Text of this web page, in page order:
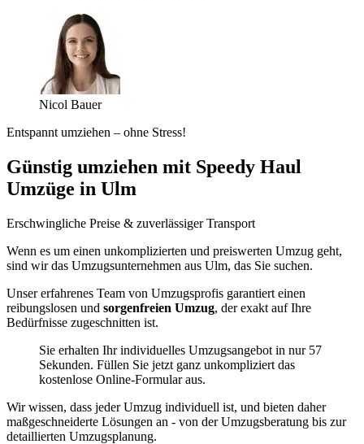
Nicol Bauer
Entspannt umziehen – ohne Stress!
Günstig umziehen mit Speedy Haul
Umzüge in Ulm
Erschwingliche Preise & zuverlässiger Transport
Wenn es um einen unkomplizierten und preiswerten Umzug geht,
sind wir das Umzugsunternehmen aus Ulm, das Sie suchen.
Unser erfahrenes Team von Umzugsprofis garantiert einen
reibungslosen und sorgenfreien Umzug, der exakt auf Ihre
Bedürfnisse zugeschnitten ist.
Sie erhalten Ihr individuelles Umzugsangebot in nur 57
Sekunden. Füllen Sie jetzt ganz unkompliziert das
kostenlose Online-Formular aus.
Wir wissen, dass jeder Umzug individuell ist, und bieten daher
maßgeschneiderte Lösungen an - von der Umzugsberatung bis zur
detaillierten Umzugsplanung.